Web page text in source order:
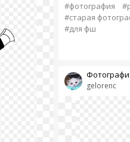
#фотография
#старая
#для фш
gelorenc